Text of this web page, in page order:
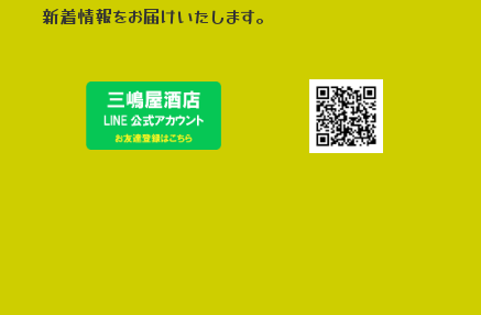
新着情報をお届けいたします。